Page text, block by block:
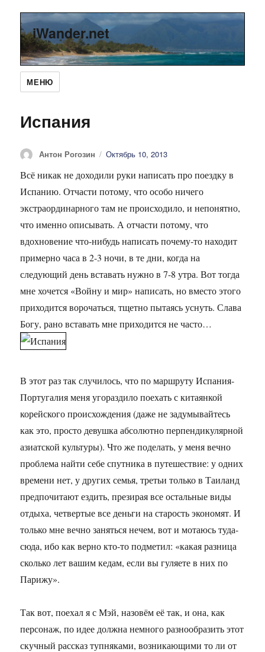
iWander.net
МЕНЮ
Испания
Автор
Антон Рогозин Опубликовано
Октябрь 10, 2013
Всё никак не доходили руки написать про поездку в
Испанию. Отчасти потому, что особо ничего
экстраординарного там не происходило, и непонятно,
что именно описывать. А отчасти потому, что
вдохновение что-нибудь написать почему-то находит
примерно часа в 2-3 ночи, в те дни, когда на
следующий день вставать нужно в 7-8 утра. Вот тогда
мне хочется «Войну и мир» написать, но вместо этого
приходится ворочаться, тщетно пытаясь уснуть. Слава
Богу, рано вставать мне приходится не часто…
В этот раз так случилось, что по маршруту Испания-
Португалия меня угораздило поехать с китаянкой
корейского происхождения (даже не задумывайтесь
как это, просто девушка абсолютно перпендикулярной
азиатской культуры). Что же поделать, у меня вечно
проблема найти себе спутника в путешествие: у одних
времени нет, у других семья, третьи только в Таиланд
предпочитают ездить, презирая все остальные виды
отдыха, четвертые все деньги на старость экономят. И
только мне вечно заняться нечем, вот и мотаюсь туда-
сюда, ибо как верно кто-то подметил: «какая разница
сколько лет вашим кедам, если вы гуляете в них по
Парижу».
Так вот, поехал я с Мэй, назовём её так, и она, как
персонаж, по идее должна немного разнообразить этот
скучный рассказ тупняками, возникающими то ли от